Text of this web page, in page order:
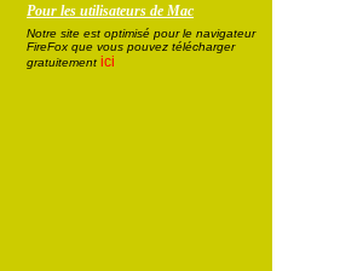
Pour les utilisateurs de Mac
Notre site est optimisé pour le navigateur
FireFox que vous pouvez télécharger
gratuitement ici